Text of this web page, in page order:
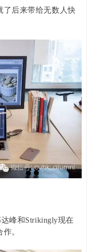
了后来带给无数人快
达峰和Strikingly现在
。